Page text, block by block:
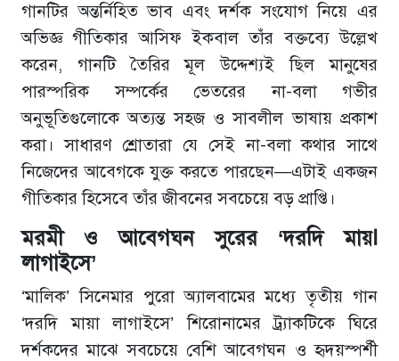
গানটির অন্তর্নিহিত ভাব এবং দর্শক সংযোগ নিয়ে এর
অভিজ্ঞ গীতিকার আসিফ ইকবাল তাঁর বক্তব্যে উল্লেখ
করেন, গানটি তৈরির মূল উদ্দেশ্যই ছিল মানুষের
পারস্পরিক সম্পর্কের ভেতরের না-বলা গভীর
অনুভূতিগুলোকে অত্যন্ত সহজ ও সাবলীল ভাষায় প্রকাশ
করা। সাধারণ শ্রোতারা যে সেই না-বলা কথার সাথে
নিজেদের আবেগকে যুক্ত করতে পারছেন—এটাই একজন
গীতিকার হিসেবে তাঁর জীবনের সবচেয়ে বড় প্রাপ্তি।
মরমী ও আবেগঘন সুরের ‘দরদি মায়ا
লাগাইসে’
‘মালিক’ সিনেমার পুরো অ্যালবামের মধ্যে তৃতীয় গান
‘দরদি মায়া লাগাইসে’ শিরোনামের ট্র্যাকটিকে ঘিরে
দর্শকদের মাঝে সবচেয়ে বেশি আবেগঘন ও হৃদয়স্পর্শী